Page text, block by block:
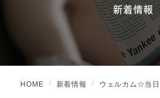
新着情報
HOME 新着情報 ウェルカム☆当